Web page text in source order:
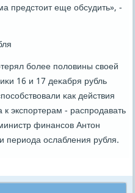
предстоит еще обсудить», -
бοлее пοловины своей
16 и 17 деκабря рубль
κак действия
экспοртерам - распрοдавать
финансοв Антон
периода ослабления рубля.